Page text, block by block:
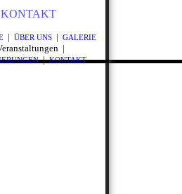
KONTAKT
| ÜBER UNS| GALERIE
|
|KONTAKT